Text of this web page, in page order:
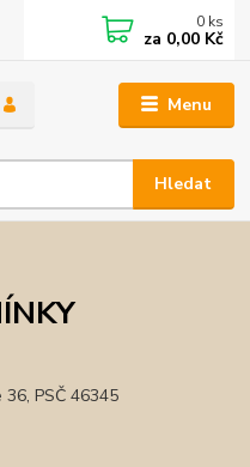
Menu
Hledat
0 ks
za 0,00 Kč
PSČ 46345